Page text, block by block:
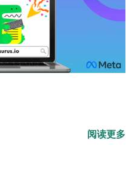
阅读更多